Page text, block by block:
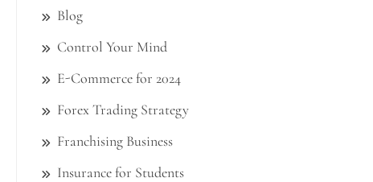
Blog
Control Your Mind
E-Commerce for 2024
Forex Trading Strategy
Franchising Business
Insurance for Students